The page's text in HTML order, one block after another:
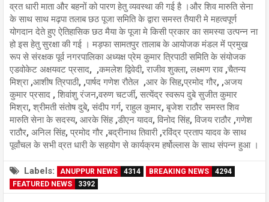
व्रत धारी माता और बहनों को पारण हेतु व्यवस्था की गई है ।और शिव मारुति सेना
के साथ साथ मढ़पा तलाब छठ पूजा समिति के द्वारा समस्त तैयारी मे महत्वपूर्ण
योगदान देते हुए ऐतिहासिक छठ मैया के पूजा मे किसी प्रकार का समस्या उत्पन्न ना
हो इस हेतु सुरक्षा की गई । मड़फा सामतपुर तालाब के आयोजक मंडल में प्रमुख
रूप से संरक्षक पूर्व नगरपालिका अध्यक्ष प्रेम कुमार त्रिपाठी समिति के संयोजक
एडवोकेट अक्षयवट प्रसाद, ,कमलेश द्विवेदी, राजीव शुक्ला, लक्ष्मण राव ,चैतन्य
मिश्रा ,आशीष त्रिपाठी, ,पार्षद गणेश रौतेल ,आर के सिह,प्रमोद गौर, ,अजय
कुमार प्रसाद , शिवांशु रंजन,वरुण चटर्जी, सत्येंद्र स्वरूप दुबे सुजीत कुमार
मिश्रा, श्रीमती संतोष दुबे, संदीप गर्ग, राहुल कुमार, बृजेश राठौर समस्त शिव
मारुति सेना के सदस्य, आरके सिंह ,डीएन यादव, विनोद सिंह, विजय राठौर ,गणेश
राठौर, अनिल सिंह, प्रमोद गौर ,बद्रीनाथ तिवारी ,रविंद्र प्रताप यादव के साथ
पूर्वांचल के सभी व्रत धारी के सहयोग से कार्यक्रम हर्षोल्लास के साथ संपन्न हुआ ।
Labels: ANUPPUR NEWS 4314 BREAKING NEWS
4294
FEATURED NEWS
3392